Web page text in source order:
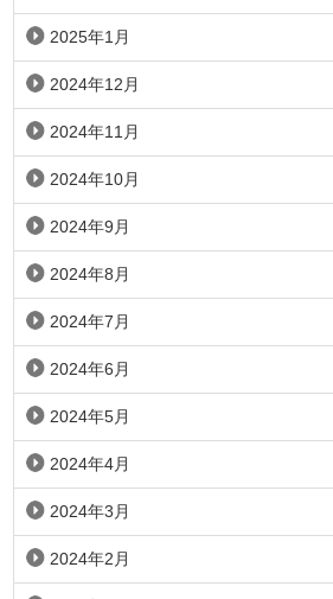
2025年1月
2024年12月
2024年11月
2024年10月
2024年9月
2024年8月
2024年7月
2024年6月
2024年5月
2024年4月
2024年3月
2024年2月